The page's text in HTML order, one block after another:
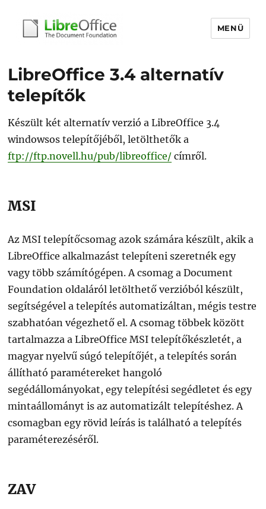
MENÜ
LibreOffice 3.4 alternatív
telepítők
Készült két alternatív verzió a LibreOffice 3.4
windowsos telepítőjéből, letölthetők a
ftp://ftp.novell.hu/pub/libreoffice/ címről.
MSI
Az MSI telepítőcsomag azok számára készült, akik a
LibreOffice alkalmazást telepíteni szeretnék egy
vagy több számítógépen. A csomag a Document
Foundation oldaláról letölthető verzióból készült,
segítségével a telepítés automatizáltan, mégis testre
szabhatóan végezhető el. A csomag többek között
tartalmazza a LibreOffice MSI telepítőkészletét, a
magyar nyelvű súgó telepítőjét, a telepítés során
állítható paramétereket hangoló
segédállományokat, egy telepítési segédletet és egy
mintaállományt is az automatizált telepítéshez. A
csomagban egy rövid leírás is található a telepítés
paraméterezéséről.
ZAV